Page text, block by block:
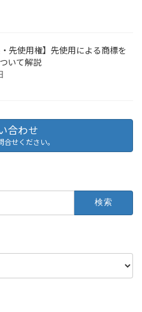
・先使用権】先使用による商標を
いて解説
合わせ
合せください。